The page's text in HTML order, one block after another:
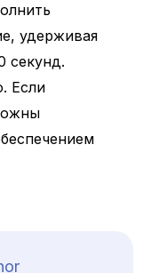
удерживая
секунд.
Если